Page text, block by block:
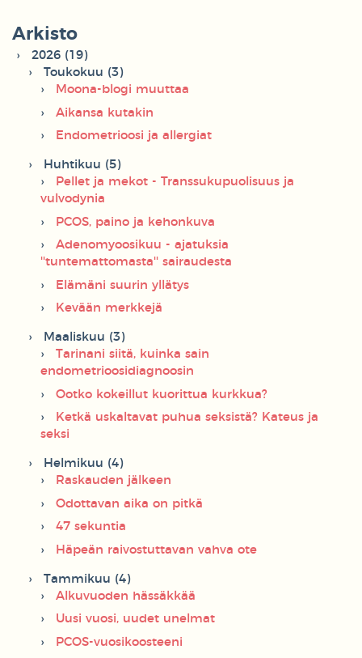
Arkisto
2026 (19)
Toukokuu (3)
Moona-blogi muuttaa
Aikansa kutakin
Endometrioosi ja allergiat
Huhtikuu (5)
Pellet ja mekot - Transsukupuolisuus ja
vulvodynia
PCOS, paino ja kehonkuva
Adenomyoosikuu - ajatuksia
''tuntemattomasta'' sairaudesta
Elämäni suurin yllätys
Kevään merkkejä
Maaliskuu (3)
Tarinani siitä, kuinka sain
endometrioosidiagnoosin
Ootko kokeillut kuorittua kurkkua?
Ketkä uskaltavat puhua seksistä? Kateus ja
seksi
Helmikuu (4)
Raskauden jälkeen
Odottavan aika on pitkä
47 sekuntia
Häpeän raivostuttavan vahva ote
Tammikuu (4)
Alkuvuoden hässäkkää
Uusi vuosi, uudet unelmat
PCOS-vuosikoosteeni